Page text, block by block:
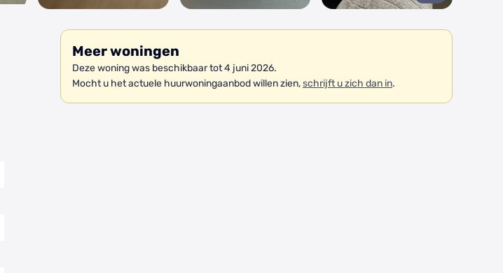
Meer woningen
Deze woning was beschikbaar tot 4 juni 2026.
Mocht u het actuele huurwoningaanbod willen zien,schrijft u zich dan in.